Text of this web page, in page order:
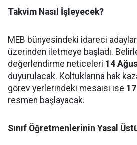
Takvim Nasıl İşleyecek?
MEB bünyesindeki idareci
üzerinden iletmeye başladı.
değerlendirme neticeleri 14
duyurulacak. Koltuklarına hak
görev yerlerindeki mesaisi ise
resmen başlayacak.
Sınıf Öğretmenlerinin Yasal